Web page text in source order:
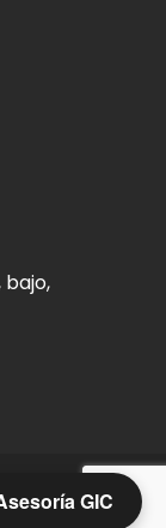
bajo,
de Privacidad
GIC